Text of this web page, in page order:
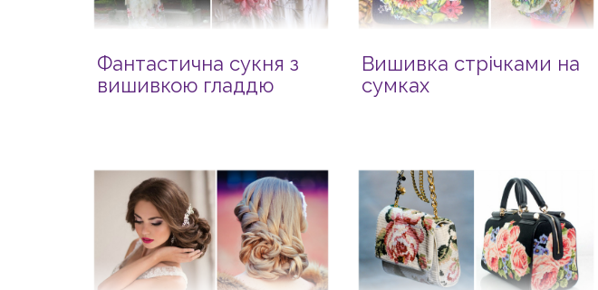
Фантастична сукня з
вишивкою гладдю
Вишивка стрічками на
сумках